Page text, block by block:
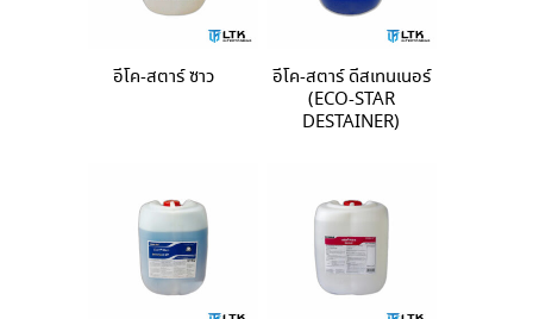
อีโค-สตาร์ ซาว
อีโค-สตาร์ ดีสเทนเนอร์
(ECO-STAR
DESTAINER)